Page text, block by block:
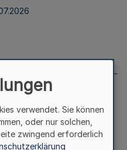
204 vom
verwendet. Sie können
oder nur solchen,
zwingend erforderlich